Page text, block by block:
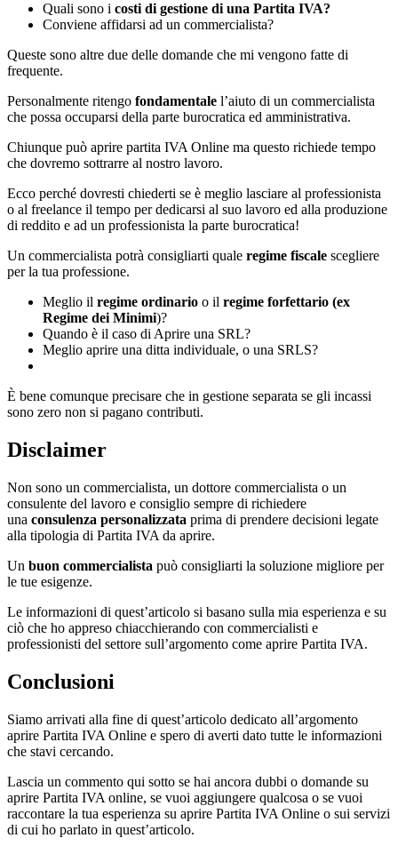
Quali sono i costi di gestione di una Partita IVA?
Conviene affidarsi ad un commercialista?
Queste sono altre due delle domande che mi vengono fatte di
frequente.
Personalmente ritengo fondamentale l’aiuto di un commercialista
che possa occuparsi della parte burocratica ed amministrativa.
Chiunque può aprire partita IVA Online ma questo richiede tempo
che dovremo sottrarre al nostro lavoro.
Ecco perché dovresti chiederti se è meglio lasciare al professionista
o al freelance il tempo per dedicarsi al suo lavoro ed alla produzione
di reddito e ad un professionista la parte burocratica!
Un commercialista potrà consigliarti quale regime fiscale scegliere
per la tua professione.
Meglio il regime ordinario o il regime forfettario (ex
Regime dei Minimi)?
Quando è il caso di Aprire una SRL?
Meglio aprire una ditta individuale, o una SRLS?
È bene comunque precisare che in gestione separata se gli incassi
sono zero non si pagano contributi.
Disclaimer
Non sono un commercialista, un dottore commercialista o un
consulente del lavoro e consiglio sempre di richiedere
una consulenza personalizzata prima di prendere decisioni legate
alla tipologia di Partita IVA da aprire.
Un buon commercialista può consigliarti la soluzione migliore per
le tue esigenze.
Le informazioni di quest’articolo si basano sulla mia esperienza e su
ciò che ho appreso chiacchierando con commercialisti e
professionisti del settore sull’argomento come aprire Partita IVA.
Conclusioni
Siamo arrivati alla fine di quest’articolo dedicato all’argomento
aprire Partita IVA Online e spero di averti dato tutte le informazioni
che stavi cercando.
Lascia un commento qui sotto se hai ancora dubbi o domande su
aprire Partita IVA online, se vuoi aggiungere qualcosa o se vuoi
raccontare la tua esperienza su aprire Partita IVA Online o sui servizi
di cui ho parlato in quest’articolo.